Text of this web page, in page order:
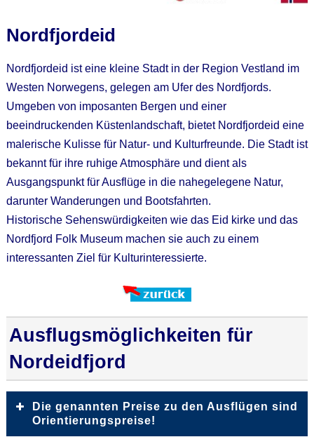
Nordfjordeid
Nordfjordeid ist eine kleine Stadt in der Region Vestland im
Westen Norwegens, gelegen am Ufer des Nordfjords.
Umgeben von imposanten Bergen und einer
beeindruckenden Küstenlandschaft, bietet Nordfjordeid eine
malerische Kulisse für Natur- und Kulturfreunde. Die Stadt ist
bekannt für ihre ruhige Atmosphäre und dient als
Ausgangspunkt für Ausflüge in die nahegelegene Natur,
darunter Wanderungen und Bootsfahrten.
Historische Sehenswürdigkeiten wie das Eid kirke und das
Nordfjord Folk Museum machen sie auch zu einem
interessanten Ziel für Kulturinteressierte.
Ausflugsmöglichkeiten für
Nordeidfjord
Die genannten Preise zu den Ausflügen sind
Orientierungspreise!